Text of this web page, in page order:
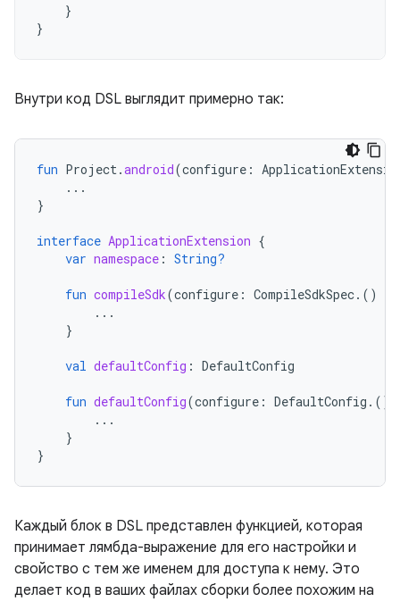
}
}
Внутри код DSL выглядит примерно так:
fun Project.android(configure :
...
}
interface ApplicationExtension {
var namespace : String?
fun compileSdk(configure : CompileSdkSpec.()
...
}
val defaultConfig : DefaultConfig
fun defaultConfig(configure : DefaultConfig .()
...
}
}
Каждый блок в DSL представлен функцией, которая
принимает лямбда-выражение для его настройки и
свойство с тем же именем для доступа к нему. Это
делает код в ваших файлах сборки более похожим на